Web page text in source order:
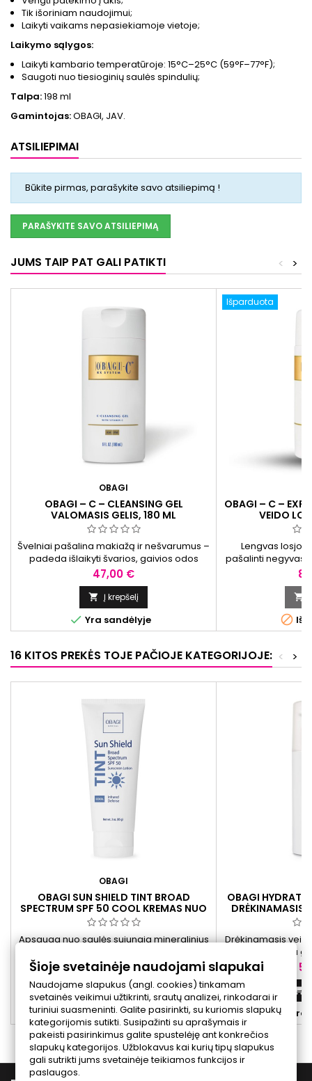
Tik išoriniam naudojimui;
Laikyti vaikams nepasiekiamoje vietoje;
Laikymo sąlygos:
Laikyti kambario temperatūroje: 15°C–25°C (59°F–77°F);
Saugoti nuo tiesioginių saulės spindulių;
Talpa:198 ml
Gamintojas:OBAGI, JAV.
ATSILIEPIMAI
Būkite pirmas, parašykite savo atsiliepimą !
PARAŠYKITE SAVO ATSILIEPIMĄ
JUMS TAIP PAT GALI PATIKTI >
<
OBAGI
OBAGI – C – CLEANSING GEL
VALOMASIS GELIS, 180 ML
Švelniai pašalina makiažą ir nešvarumus –
padeda išlaikyti švarios, gaivios odos
pojūtį ir paruošti ją tolimesnei priežiūrai.
Kaina
47,00 €
 Į krepšelį
 Yra sandėlyje
Išparduota
OBAGI – C –
VEIDO
Lengvas
pašalinti negyvas
glotnesnės


16 KITOS PREKĖS TOJE PAČIOJE KATEGORIJOJE: >
<
OBAGI
OBAGI SUN SHIELD TINT BROAD
SPECTRUM SPF 50 COOL KREMAS NUO
SAULĖS SPF 50, 85 G
Apsauga nuo saulės sujungia mineralinius
apsaugoti odą nuo UVA ir UVB spindulių
poveikio.
Kaina
56,00 €
 Į krepšelį
Yra sandėlyje
OBAGI HYDRATE
DRĖKINAMASIS
Drėkinamasis
porų, padeda
išlaikyti


Šioje svetainėje naudojami slapukai
Naudojame slapukus (angl. cookies) tinkamam
svetainės veikimui užtikrinti, srautų analizei, rinkodarai ir
turiniui suasmeninti. Galite pasirinkti, su kuriomis slapukų
kategorijomis sutikti. Susipažinti su aprašymais ir
pakeisti pasirinkimus galite spustelėję ant konkrečios
slapukų kategorijos. Užblokavus kai kurių tipų slapukus
gali sutrikti jums svetainėje teikiamos funkcijos ir
paslaugos.